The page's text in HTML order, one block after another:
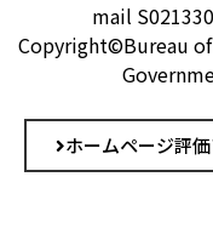
mail
Copyright©Bureau
ホームページ評